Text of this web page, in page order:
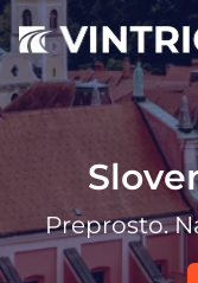
Preprosto.